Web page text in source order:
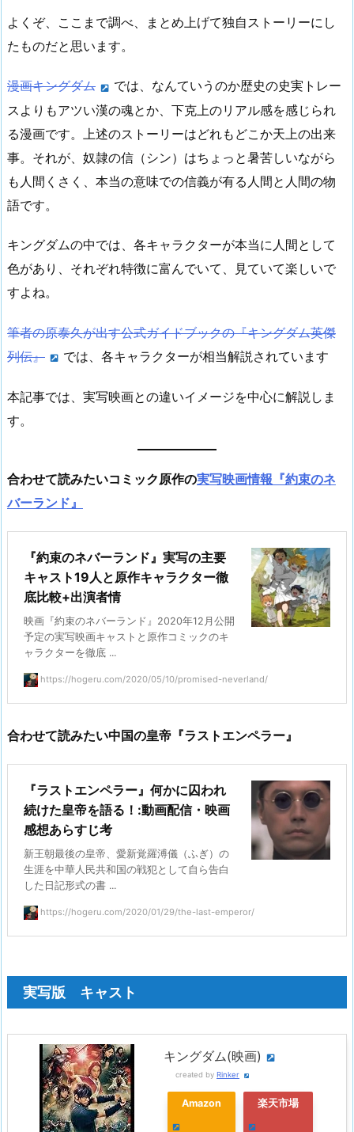
よくぞ、ここまで調べ、まとめ上げて独自ストーリーにし
たものだと思います。
漫画キングダム
では、なんていうのか歴史の史実トレー
スよりもアツい漢の魂とか、下克上のリアル感を感じられ
る漫画です。上述のストーリーはどれもどこか天上の出来
事。それが、奴隷の信（シン）はちょっと暑苦しいながら
も人間くさく、本当の意味での信義が有る人間と人間の物
語です。
キングダムの中では、各キャラクターが本当に人間として
色があり、それぞれ特徴に富んでいて、見ていて楽しいで
すよね。
筆者の原泰久が出す公式ガイドブックの『キングダム英傑
列伝』
では、各キャラクターが相当解説されています
本記事では、実写映画との違いイメージを中心に解説しま
す。
合わせて読みたいコミック原作の実写映画情報『約束のネ
バーランド』
『約束のネバーランド』実写の主要
キャスト19人と原作キャラクター徹
底比較+出演者情
映画『約束のネバーランド』2020年12月公開
予定の実写映画キャストと原作コミックのキ
ャラクターを徹底 ...
https://hogeru.com/2020/05/10/promised-neverland/
合わせて読みたい中国の皇帝『ラストエンペラー』
『ラストエンペラー』何かに囚われ
続けた皇帝を語る！:動画配信・映画
感想あらすじ考
新王朝最後の皇帝、愛新覚羅溥儀（ふぎ）の
生涯を中華人民共和国の戦犯として自ら告白
した日記形式の書 ...
https://hogeru.com/2020/01/29/the-last-emperor/
実写版 キャスト
キングダム(映画)
created by Rinker
Amazon 楽天市場